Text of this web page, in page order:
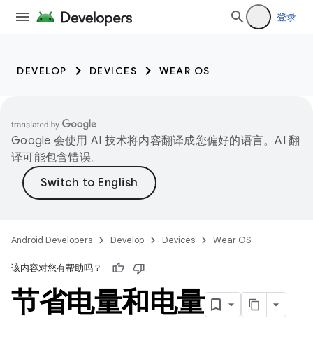
登录
DEVELOP DEVICES WEAR OS
Google 会使用 AI 技术将内容翻译成您偏好的语言。AI 翻
译可能包含错误。
Android Developers Develop Devices Wear OS
该内容对您有帮助吗？
节省电量和电量